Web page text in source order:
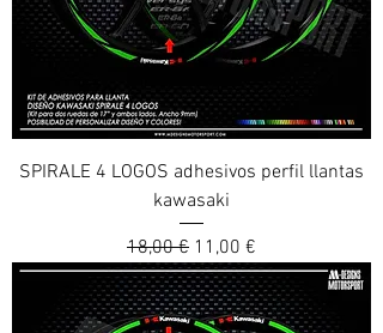
SPIRALE 4 LOGOS adhesivos perfil llantas
kawasaki
Prix original
18,00 € Prix promotionnel
11,00 €